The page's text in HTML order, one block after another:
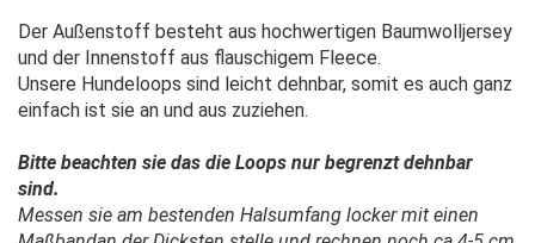
Der Außenstoff besteht aus hochwertigen Baumwolljersey
und der Innenstoff aus flauschigem Fleece.
Unsere Hundeloops sind leicht dehnbar, somit es auch ganz
einfach ist sie an und aus zuziehen.
Bitte beachten sie das die Loops nur begrenzt dehnbar
sind.
Messen sie am bestenden Halsumfang locker mit einen